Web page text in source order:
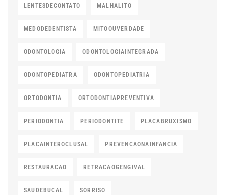
LENTESDECONTATO MALHALITO
MEDODEDENTISTA MITOOUVERDADE
ODONTOLOGIA ODONTOLOGIAINTEGRADA
ODONTOPEDIATRA ODONTOPEDIATRIA
ORTODONTIA ORTODONTIAPREVENTIVA
PERIODONTIA PERIODONTITE PLACABRUXISMO
PLACAINTEROCLUSAL PREVENCAONAINFANCIA
RESTAURACAO RETRACAOGENGIVAL
SAUDEBUCAL SORRISO